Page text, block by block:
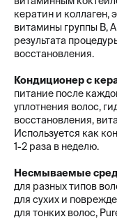
кератин и
витамины группы B,
результата
восстановления.
Кондиционер с
питание после
уплотнения волос,
восстановления,
Используется как
1-2 раза в неделю.
Несмываемые
для разных типов
для сухих и
для тонких волос,